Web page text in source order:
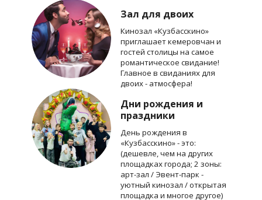
Зал для двоих
Кинозал «Кузбасскино»
приглашает кемеровчан и
гостей столицы на самое
романтическое свидание!
Главное в свиданиях для
двоих - атмосфера!
Дни рождения и
праздники
День рождения в
«Кузбасскино» - это:
(дешевле, чем на других
площадках города; 2 зоны:
арт-зал / Эвент-парк -
уютный кинозал / открытая
площадка и многое другое)